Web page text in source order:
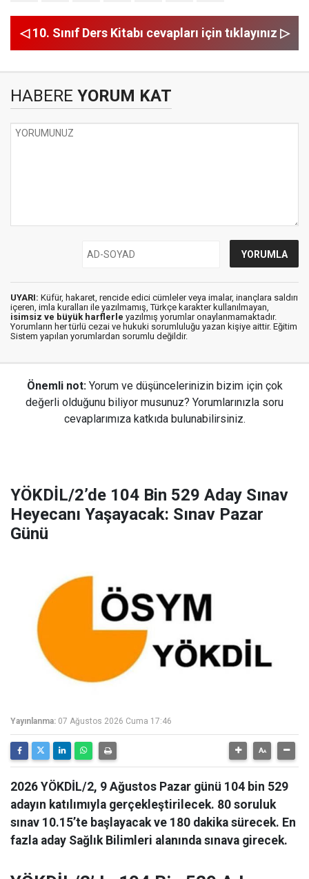
◁ 10. Sınıf Ders Kitabı cevapları için tıklayınız ▷
HABERE YORUM KAT
UYARI: Küfür, hakaret, rencide edici cümleler veya imalar, inançlara saldırı
içeren, imla kuralları ile yazılmamış, Türkçe karakter kullanılmayan,
isimsiz ve büyük harflerle yazılmış yorumlar onaylanmamaktadır.
Yorumların her türlü cezai ve hukuki sorumluluğu yazan kişiye aittir. Eğitim
Sistem yapılan yorumlardan sorumlu değildir.
Önemli not: Yorum ve düşüncelerinizin bizim için çok
değerli olduğunu biliyor musunuz? Yorumlarınızla soru
cevaplarımıza katkıda bulunabilirsiniz.
YÖKDİL/2’de 104 Bin 529 Aday Sınav
Heyecanı Yaşayacak: Sınav Pazar
Günü
Yayınlanma: 07 Ağustos 2026 Cuma 17:46
2026 YÖKDİL/2, 9 Ağustos Pazar günü 104 bin 529
adayın katılımıyla gerçekleştirilecek. 80 soruluk
sınav 10.15’te başlayacak ve 180 dakika sürecek. En
fazla aday Sağlık Bilimleri alanında sınava girecek.